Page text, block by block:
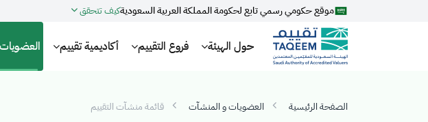
موقع حكومي رسمي تابع لحكومة المملكة العربية السعوديةكيف تتحقق
حول الهيئة فروع التقييم أكاديمية تقييم
الصفحة الرئيسية العضويات و المنشآت قائمة منشآت التقييم